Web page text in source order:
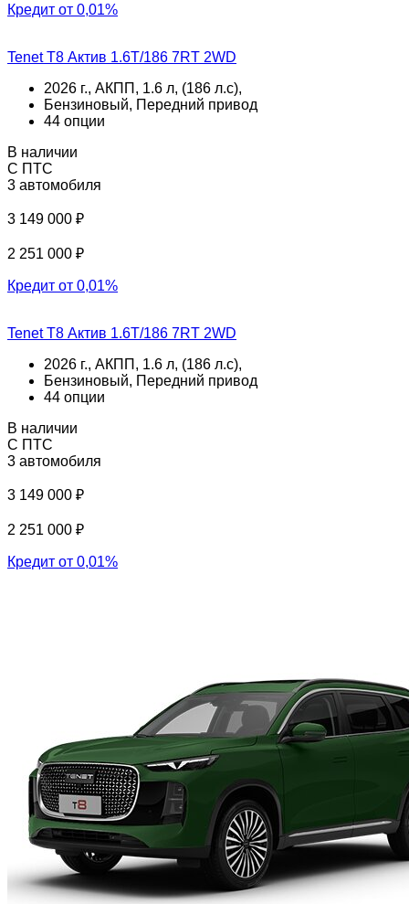
Кредит от 0,01%
Tenet T8 Актив 1.6T/186 7RT 2WD
2026 г., АКПП, 1.6 л, (186 л.с),
Бензиновый, Передний привод
44 опции
В наличии
С ПТС
3 автомобиля
3 149 000 ₽
2 251 000 ₽
Кредит от 0,01%
Tenet T8 Актив 1.6T/186 7RT 2WD
2026 г., АКПП, 1.6 л, (186 л.с),
Бензиновый, Передний привод
44 опции
В наличии
С ПТС
3 автомобиля
3 149 000 ₽
2 251 000 ₽
Кредит от 0,01%